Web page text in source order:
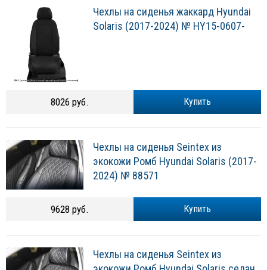
Чехлы на сиденья жаккард Hyundai
Solaris (2017-2024) № HY15-0607-
Купить
8026 руб.
Чехлы на сиденья Seintex из
экокожи Ромб Hyundai Solaris (2017-
2024) № 88571
Купить
9628 руб.
Чехлы на сиденья Seintex из